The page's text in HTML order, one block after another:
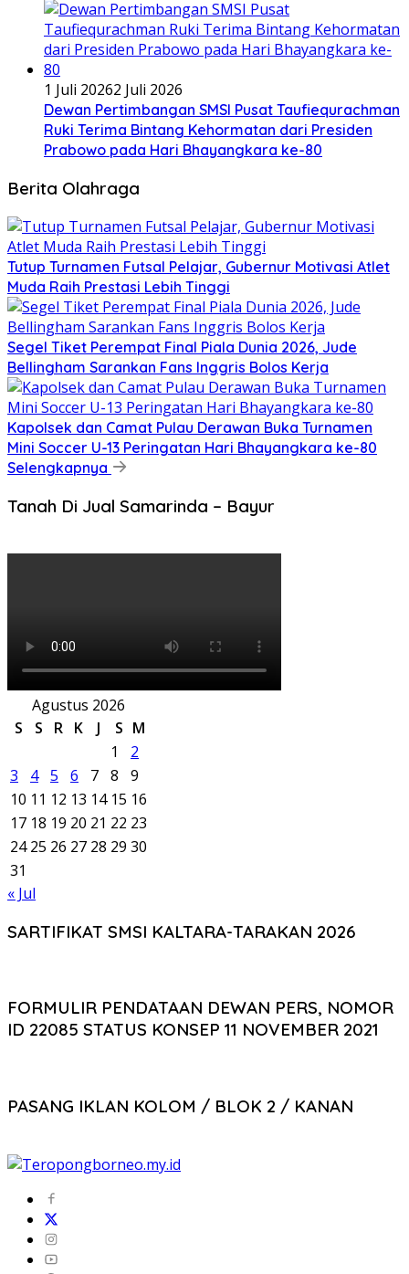
1 Juli 20262 Juli 2026
Dewan Pertimbangan SMSI Pusat Taufiequrachman
Ruki Terima Bintang Kehormatan dari Presiden
Prabowo pada Hari Bhayangkara ke-80
Berita Olahraga
Tutup Turnamen Futsal Pelajar, Gubernur Motivasi Atlet
Muda Raih Prestasi Lebih Tinggi
Segel Tiket Perempat Final Piala Dunia 2026, Jude
Bellingham Sarankan Fans Inggris Bolos Kerja
Kapolsek dan Camat Pulau Derawan Buka Turnamen
Mini Soccer U-13 Peringatan Hari Bhayangkara ke-80
Selengkapnya
Tanah Di Jual Samarinda – Bayur
Agustus 2026
S
S R K J S M
1
2
3
4 5 6 7 8
9
10 11 12 13 14 15 16
17 18 19 20 21 22 23
24 25 26 27 28 29 30
31
« Jul
SARTIFIKAT SMSI KALTARA-TARAKAN 2026
FORMULIR PENDATAAN DEWAN PERS, NOMOR
ID 22085 STATUS KONSEP 11 NOVEMBER 2021
PASANG IKLAN KOLOM / BLOK 2 / KANAN